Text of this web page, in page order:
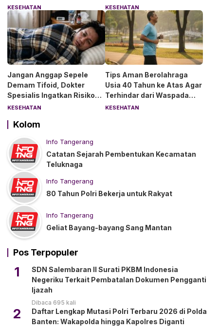
Anjurkan 6 Asupan Ini
KESEHATAN
Penjelasan Dokter RS Sari
Asih Bintaro
KESEHATAN
Jangan Anggap Sepele
Demam Tifoid, Dokter
Spesialis Ingatkan Risiko
Kebocoran Usus
KESEHATAN
Tips Aman Berolahraga
Usia 40 Tahun ke Atas Agar
Terhindar dari Waspada
“Angin Duduk”
KESEHATAN
Kolom
Info Tangerang
Catatan Sejarah Pembentukan Kecamatan
Teluknaga
Info Tangerang
80 Tahun Polri Bekerja untuk Rakyat
Info Tangerang
Geliat Bayang-bayang Sang Mantan
Pos Terpopuler
1
SDN Salembaran II Surati PKBM Indonesia
Negeriku Terkait Pembatalan Dokumen Pengganti
Ijazah
Dibaca 695 kali
2
Daftar Lengkap Mutasi Polri Terbaru 2026 di Polda
Banten: Wakapolda hingga Kapolres Diganti